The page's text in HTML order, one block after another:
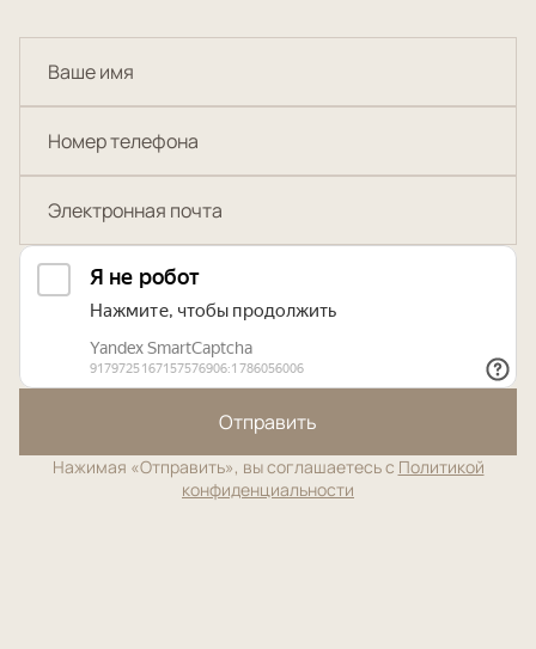
Отправить
Нажимая «Отправить», вы соглашаетесь с Политикой
конфиденциальности